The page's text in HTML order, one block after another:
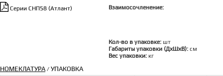
Серии СНП58 (Атлант) Взаимосочленение:
Кол-во в упаковке: шт
Габариты упаковки (ДхШхВ): см
Вес упаковки: кг
НОМЕКЛАТУРА/ УПАКОВКА